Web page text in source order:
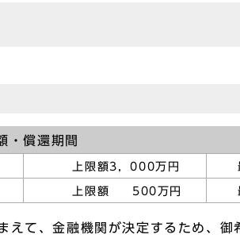
・償還期間
上限額3，000万円 最
上限額 500万円 最
て、金融機関が決定するため、御